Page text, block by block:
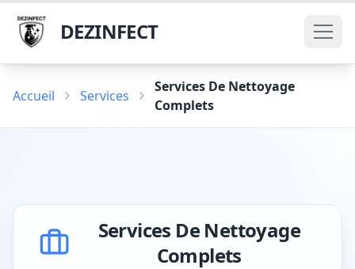
DEZINFECT
Accueil Services
Services De Nettoyage
Complets
Services De Nettoyage
Complets